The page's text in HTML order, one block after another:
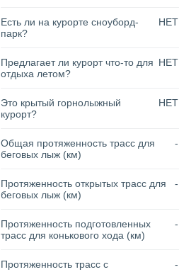
Есть ли на курорте сноуборд-
парк?
НЕТ
Предлагает ли курорт что-то для
отдыха летом?
НЕТ
Это крытый горнолыжный
курорт?
НЕТ
Общая протяженность трасс для
беговых лыж (км)
-
Протяженность открытых трасс для
беговых лыж (км)
-
Протяженность подготовленных
трасс для конькового хода (км)
-
Протяженность трасс с
-